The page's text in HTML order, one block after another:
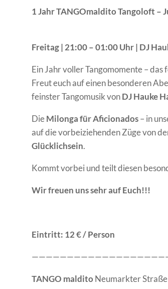
1 Jahr TANGOmaldito Tangoloft –
Freitag | 21:00 – 01:00 Uhr | DJ
Ein Jahr voller Tangomomente – das
Freut euch auf einen besonderen
feinster Tangomusik vonDJ Hauke
DieMilonga für Aficionados– in
auf die vorbeiziehenden Züge von
Glücklichsein.
Kommt vorbei und teilt diesen
Wir freuen uns sehr auf Euch!!!
Eintritt: 12 € / Person
TANGO maldito Neumarkter